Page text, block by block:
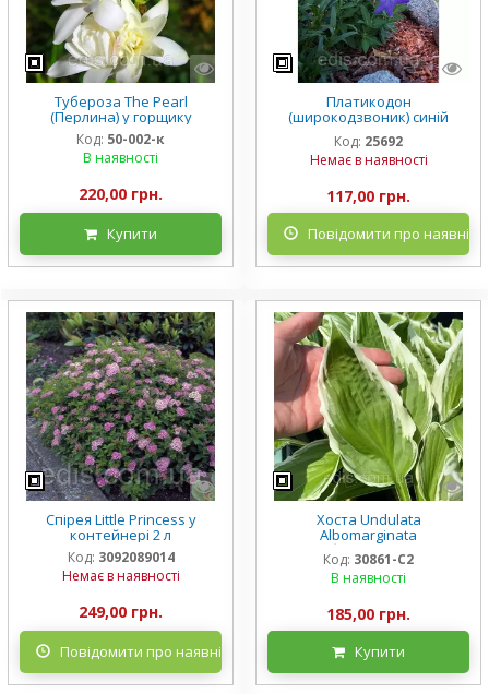
Тубероза The Pearl
(Перлина) у горщику
Код: 50-002-к
В наявності
220,00 грн.
Купити
Платикодон
(широкодзвоник) синій
низькорослий Mariesii у
горщику
Код: 25692
Немає в наявності
117,00 грн.
Повідомити про
Спірея Little Princess у
контейнері 2 л
Код: 3092089014
Немає в наявності
249,00 грн.
Повідомити про наявність
Хоста Undulata
Albomarginata
(Альбомарджината)
контейнер 2 л, 3/+ розетки
Код: 30861-С2
В наявності
185,00 грн.
Купити